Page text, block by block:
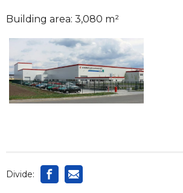
Building area: 3,080 m²
Divide: